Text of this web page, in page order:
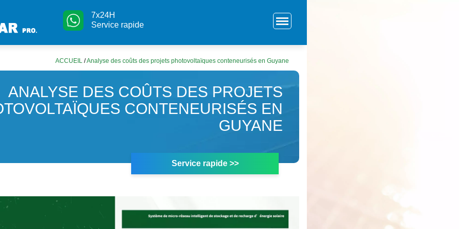
7x24H
Service rapide
ACCUEIL /Analyse des coûts des projets photovoltaïques conteneurisés en Guyane
ANALYSE DES COÛTS DES PROJETS
CONTENEURISÉS EN
GUYANE
Service rapide >>